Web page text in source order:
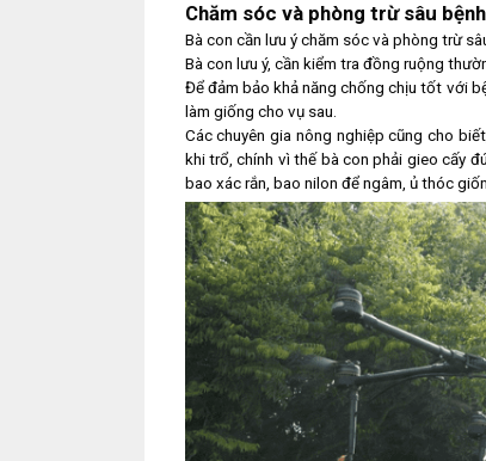
Chăm sóc và phòng trừ sâu
Bà con cần lưu ý chăm sóc và phòng trừ
Bà con lưu ý, cần kiểm tra đồng ruộng
Để đảm bảo khả năng chống chịu tốt với
làm giống cho vụ sau.
Các chuyên gia nông nghiệp cũng cho
khi trổ, chính vì thế bà con phải gieo cấy
bao xác rắn, bao nilon để ngâm, ủ thóc